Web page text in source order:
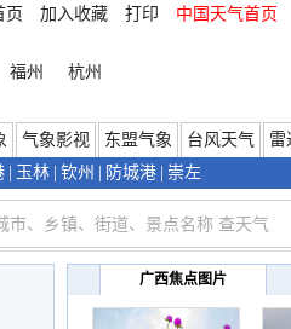
页 加入收藏 打印 中国天气首页
福州 杭州
气象影视 东盟气象 台风天气 雷
玉林 钦州 防城港 崇左
广西焦点图片